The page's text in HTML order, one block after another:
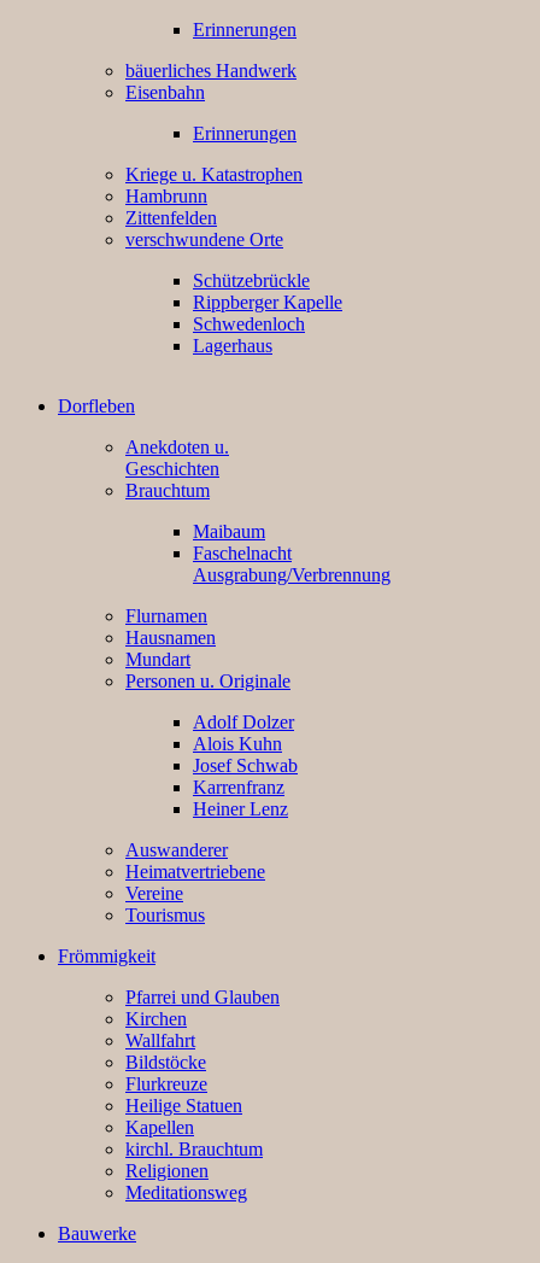
Erinnerungen
bäuerliches Handwerk
Eisenbahn
Erinnerungen
Kriege u. Katastrophen
Hambrunn
Zittenfelden
verschwundene Orte
Schützebrückle
Rippberger Kapelle
Schwedenloch
Lagerhaus
Dorfleben
Anekdoten u.
Geschichten
Brauchtum
Maibaum
Faschelnacht
Ausgrabung/Verbrennung
Flurnamen
Hausnamen
Mundart
Personen u. Originale
Adolf Dolzer
Alois Kuhn
Josef Schwab
Karrenfranz
Heiner Lenz
Auswanderer
Heimatvertriebene
Vereine
Tourismus
Frömmigkeit
Pfarrei und Glauben
Kirchen
Wallfahrt
Bildstöcke
Flurkreuze
Heilige Statuen
Kapellen
kirchl. Brauchtum
Religionen
Meditationsweg
Bauwerke